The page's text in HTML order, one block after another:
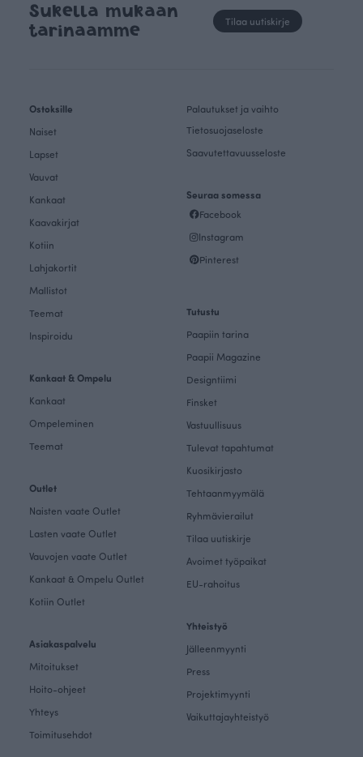
Sukella mukaan
tarinaamme
Tilaa uutiskirje
Ostoksille
Naiset
Lapset
Vauvat
Kankaat
Kaavakirjat
Kotiin
Lahjakortit
Mallistot
Teemat
Inspiroidu
Kankaat & Ompelu
Kankaat
Ompeleminen
Teemat
Outlet
Naisten vaate Outlet
Lasten vaate Outlet
Vauvojen vaate Outlet
Kankaat & Ompelu Outlet
Kotiin Outlet
Asiakaspalvelu
Mitoitukset
Hoito-ohjeet
Yhteys
Toimitusehdot
Palautukset ja vaihto
Tietosuojaseloste
Saavutettavuusseloste
Seuraa somessa
Facebook
Instagram
Pinterest
Tutustu
Paapiin tarina
Paapii Magazine
Designtiimi
Finsket
Vastuullisuus
Tulevat tapahtumat
Kuosikirjasto
Tehtaanmyymälä
Ryhmävierailut
Tilaa uutiskirje
Avoimet työpaikat
EU-rahoitus
Yhteistyö
Jälleenmyynti
Press
Projektimyynti
Vaikuttajayhteistyö